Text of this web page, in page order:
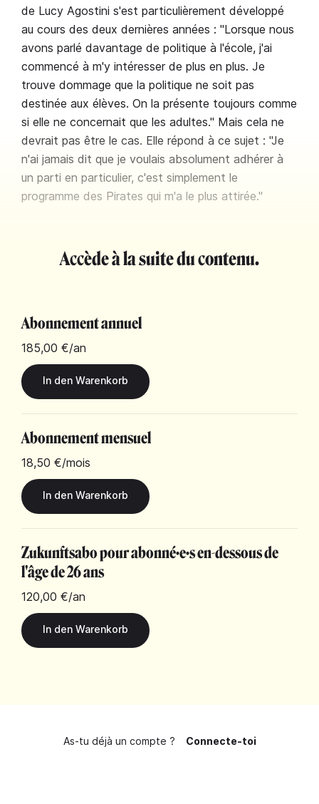
de Lucy Agostini s'est particulièrement développé
au cours des deux dernières années : "Lorsque nous
avons parlé davantage de politique à l'école, j'ai
commencé à m'y intéresser de plus en plus. Je
trouve dommage que la politique ne soit pas
destinée aux élèves. On la présente toujours comme
si elle ne concernait que les adultes." Mais cela ne
devrait pas être le cas. Elle répond à ce sujet : "Je
n'ai jamais dit que je voulais absolument adhérer à
un parti en particulier, c'est simplement le
programme des Pirates qui m'a le plus attirée."
Accède à la suite du contenu.
Abonnement annuel
185,00 €/an
Abonnement mensuel
18,50 €/mois
Zukunftsabo pour abonné·e·s en-dessous de
l'âge de 26 ans
120,00 €/an
As-tu déjà un compte ? Connecte-toi